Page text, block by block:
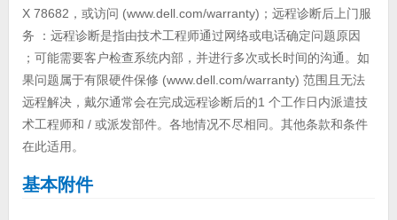
X 78682，或访问 (www.dell.com/warranty)；远程诊断后上门服
务 ：远程诊断是指由技术工程师通过网络或电话确定问题原因
；可能需要客户检查系统内部，并进行多次或长时间的沟通。如
果问题属于有限硬件保修 (www.dell.com/warranty) 范围且无法
远程解决，戴尔通常会在完成远程诊断后的1 个工作日内派遣技
术工程师和 / 或派发部件。各地情况不尽相同。其他条款和条件
在此适用。
基本附件